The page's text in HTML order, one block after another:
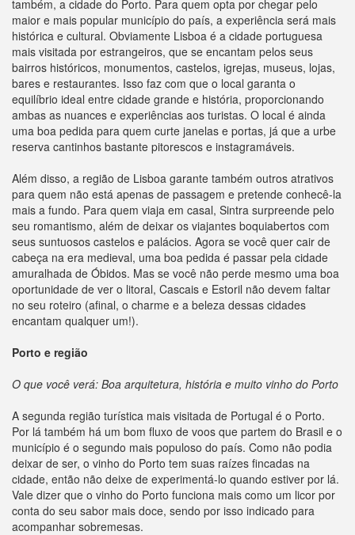
também, a cidade do Porto. Para quem opta por chegar pelo
maior e mais popular município do país, a experiência será mais
histórica e cultural. Obviamente Lisboa é a cidade portuguesa
mais visitada por estrangeiros, que se encantam pelos seus
bairros históricos, monumentos, castelos, igrejas, museus, lojas,
bares e restaurantes. Isso faz com que o local garanta o
equilíbrio ideal entre cidade grande e história, proporcionando
ambas as nuances e experiências aos turistas. O local é ainda
uma boa pedida para quem curte janelas e portas, já que a urbe
reserva cantinhos bastante pitorescos e instagramáveis.
Além disso, a região de Lisboa garante também outros atrativos
para quem não está apenas de passagem e pretende conhecê-la
mais a fundo. Para quem viaja em casal, Sintra surpreende pelo
seu romantismo, além de deixar os viajantes boquiabertos com
seus suntuosos castelos e palácios. Agora se você quer cair de
cabeça na era medieval, uma boa pedida é passar pela cidade
amuralhada de Óbidos. Mas se você não perde mesmo uma boa
oportunidade de ver o litoral, Cascais e Estoril não devem faltar
no seu roteiro (afinal, o charme e a beleza dessas cidades
encantam qualquer um!).
Porto e região
O que você verá: Boa arquitetura, história e muito vinho do Porto
A segunda região turística mais visitada de Portugal é o Porto.
Por lá também há um bom fluxo de voos que partem do Brasil e o
município é o segundo mais populoso do país. Como não podia
deixar de ser, o vinho do Porto tem suas raízes fincadas na
cidade, então não deixe de experimentá-lo quando estiver por lá.
Vale dizer que o vinho do Porto funciona mais como um licor por
conta do seu sabor mais doce, sendo por isso indicado para
acompanhar sobremesas.